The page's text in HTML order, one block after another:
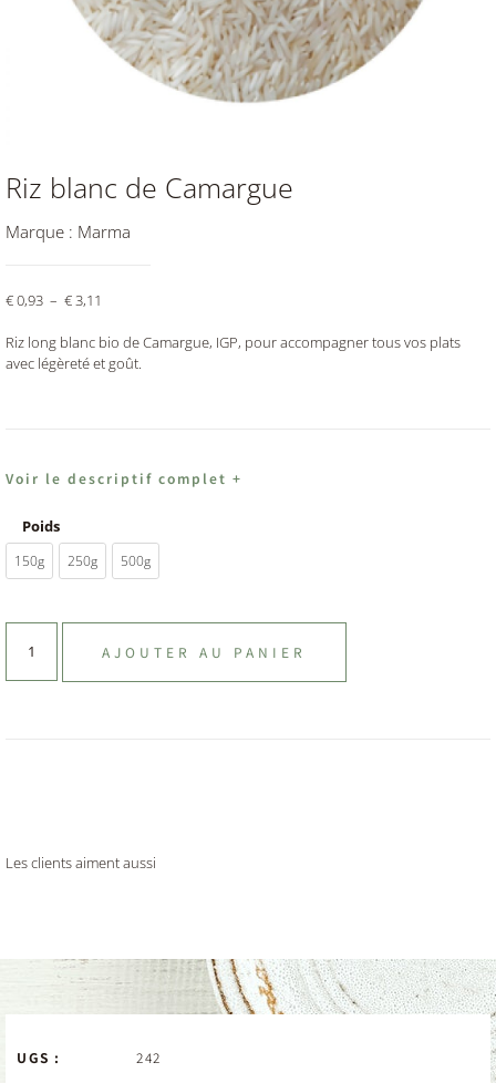
Riz blanc de Camargue
Marque : Marma
€0,93 – € 3,11
Riz long blanc bio de Camargue, IGP, pour accompagner tous vos plats
avec légèreté et goût.
Voir le descriptif complet +
Poids
150g 250g 500g
AJOUTER AU PANIER
Les clients aiment aussi
UGS :
242